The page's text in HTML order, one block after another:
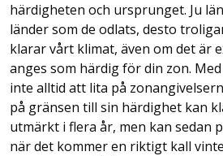
härdigheten och ursprunget. Ju
länder som de odlats, desto
klarar vårt klimat, även om det är
anges som härdig för din zon.
inte alltid att lita på
på gränsen till sin härdighet kan
utmärkt i flera år, men kan sedan
när det kommer en riktigt kall